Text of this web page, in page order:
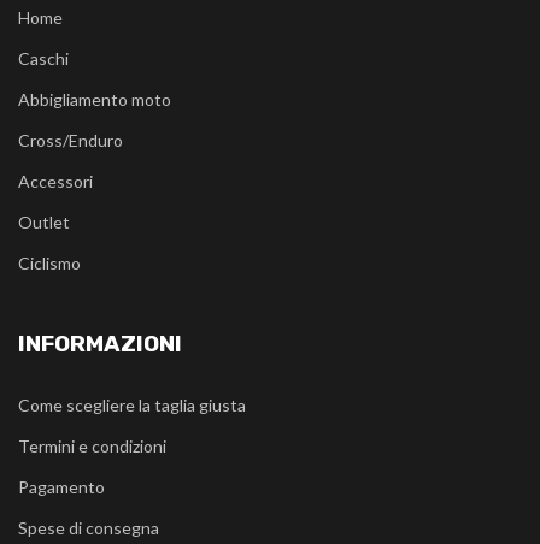
Home
Caschi
Abbigliamento moto
Cross/Enduro
Accessori
Outlet
Ciclismo
INFORMAZIONI
Come scegliere la taglia giusta
Termini e condizioni
Pagamento
Spese di consegna